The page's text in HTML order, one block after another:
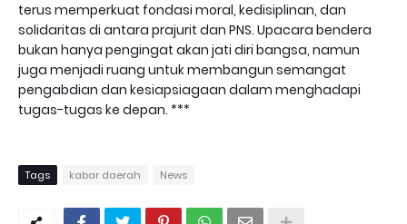
terus memperkuat fondasi moral, kedisiplinan, dan
solidaritas di antara prajurit dan PNS. Upacara bendera
bukan hanya pengingat akan jati diri bangsa, namun
juga menjadi ruang untuk membangun semangat
pengabdian dan kesiapsiagaan dalam menghadapi
tugas-tugas ke depan. ***
Tags kabar daerah News